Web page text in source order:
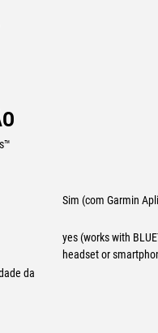
Sim (com Garmin
yes (works with
headset or
da